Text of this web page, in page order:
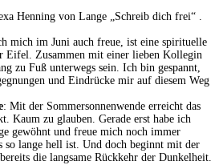
Henning von Lange „Schreib dich frei“ .
mich im Juni auch freue, ist eine spirituelle
Eifel. Zusammen mit einer lieben Kollegin
zu Fuß unterwegs sein. Ich bin gespannt,
und Eindrücke mir auf diesem Weg
: Mit der Sommersonnenwende erreicht das
Kaum zu glauben. Gerade erst habe ich
gewöhnt und freue mich noch immer
so lange hell ist. Und doch beginnt mit der
die langsame Rückkehr der Dunkelheit.